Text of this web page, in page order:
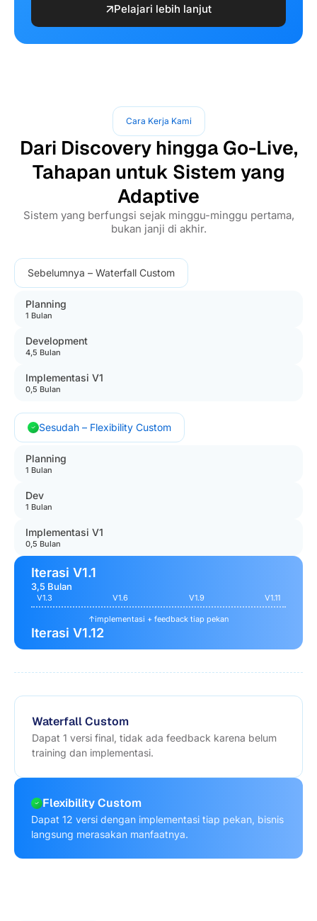
Pelajari lebih lanjut
Cara Kerja Kami
Dari Discovery hingga Go-Live,
Tahapan untuk Sistem yang
Adaptive
Sistem yang berfungsi sejak minggu-minggu pertama,
bukan janji di akhir.
Sebelumnya – Waterfall Custom
Planning
1 Bulan
Development
4,5 Bulan
Implementasi V1
0,5 Bulan
Sesudah – Flexibility Custom
Planning
1 Bulan
Dev
1 Bulan
Implementasi V1
0,5 Bulan
Iterasi V1.1
3,5 Bulan
V1.3 V1.6 V1.9 V1.11
↑implementasi + feedback tiap pekan
Iterasi V1.12
Waterfall Custom
Dapat 1 versi final, tidak ada feedback karena belum
training dan implementasi.
Flexibility Custom
Dapat 12 versi dengan implementasi tiap pekan, bisnis
langsung merasakan manfaatnya.